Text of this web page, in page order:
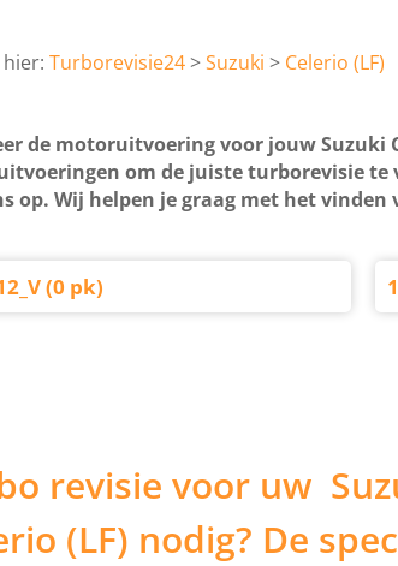
Turborevisie24 Suzuki Celerio (LF)
de motoruitvoering voor jouw Suzuki
om de juiste turborevisie te
op. Wij helpen je graag met het
(0 pk)
revisie voor uw
(LF) nodig? De